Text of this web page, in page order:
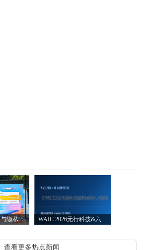
小米第七届“安全与隐私宣传月”圆满落 WAIC 2026元行科技&六联智能发布AI智能平
查看更多热点新闻